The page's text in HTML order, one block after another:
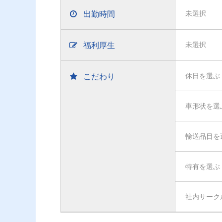
出勤時間 未選択
福利厚生 未選択
こだわり 休日を選ぶ
車形状を選
輸送品目を
特有を選ぶ
社内サーク